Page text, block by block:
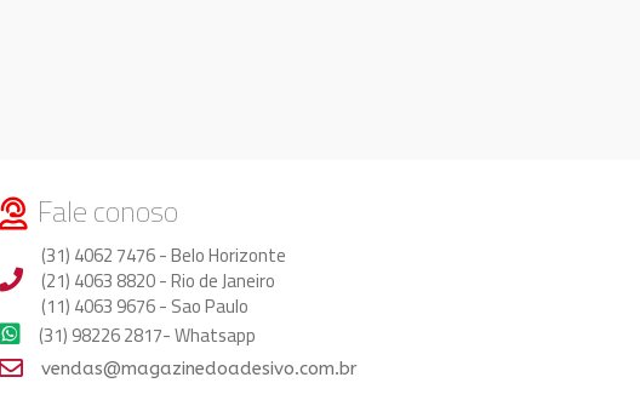
Duvidas
Fale conoso
(31) 4062 7476 - Belo Horizonte
(21) 4063 8820 - Rio de Janeiro
(11) 4063 9676 - Sao Paulo
(31) 98226 2817- Whatsapp
vendas@magazinedoadesivo.com.br